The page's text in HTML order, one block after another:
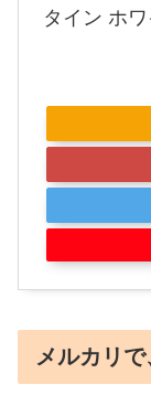
タイン ホ
メルカリ